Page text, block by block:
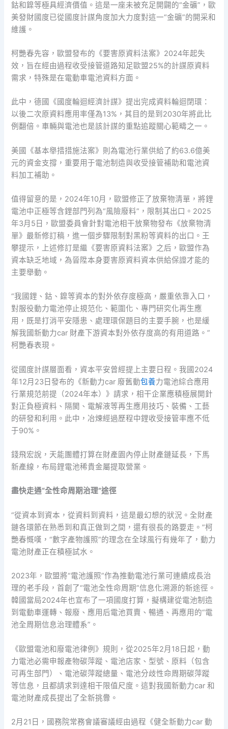
鈷和鎳等極具經濟價值。這是一座未被充足開闢的“金礦”，歐
美發財國度已從國度計謀角度加大力度對這一“金礦”的開采和
維護。
柯艷春先容，歐盟發布的《要害原資料法案》2024年起失
效，旨在經由過程收受接管道路知足歐盟25%的計謀原資料
需求，特殊是在電動車電池資料方面。
此中，德國《國度輪迴經濟計謀》提出完成資料輪迴閉環：
以後二次原資料應用率僅為13%，其目的是到2030年將此比
例翻倍。車輛與電池也是該計謀的重點追蹤關心範疇之一。
美國《基本舉措措施法案》則為電池行業供給了約63.6億美
元的資金支撐，重要用于電池制造與收受接管補助和電池資
料加工補助。
值得留意的是，2024年10月，歐盟修正了放棄物清單，將鋰
電池中正極等含鋰部門列為“風險廢料”，限制其出口。2025
年3月5日，歐盟委員會針對電池相干放棄物發布《放棄物清
單》最新修訂稿，進一個步驟限制對黑粉等資料的出口。王
攀提示，上述修訂是繼《要害原資料法案》之后，歐盟作為
資本缺乏地域，為晉陞本身要害原資料資本供給保證才能的
主要舉動。
“我國鋰、鈷、鎳等資本的對外依存度極高，嚴重依靠入口，
對服役動力電池停止規范化、範圍化、專門研究化再生應
用，既是打消平安隱患、處理環保題目的主要手腕，也是緩
解我國新動力car 財產下游資本對外依存度高的有用道路。”
柯艷春表現。
從國度計謀層面看，資本平安曾經提上主要日程。我國2024
年12月23日發布的《新動力car 廢舊動包養力電池綜合應用
行業規范前提（2024年本）》請求，相干企業應積極展開針
對正負極資料、隔閡、電解液等再生應用技巧、裝備、工藝
的研發和利用。此中，冶煉經過歷程中鋰收受接管率應不低
于90%。
錢飛宏說，天能團體打算在財產園內停止財產鏈延長，下馬
新產線，布局鋰電池稀貴金屬提取營業。
盡快走通“全性命周期治理”途徑
“從資本到資本，從資料到資料，這是最幻想的狀況。全財產
鏈各環節在熟悉到和真正做到之間，還有很長的路要走。”柯
艷春慨嘆，“數字產物護照”的理念在全球風行有幾年了，動力
電池財產正在積極試水。
2023年，歐盟將“電池護照”作為推動電池行業可連續成長治
理的老手段，首創了“電池全性命周期”信息化溯源的新途徑。
韓國當局2024年也宣布了一項國度打算，擬構建從電池制造
到電動車運轉、報廢、應用后電池買賣、暢通、再應用的“電
池全周期信息治理體系”。
《歐盟電池和廢電池律例》規則，從2025年2月18日起，動
力電池必需申報產物碳萍蹤、電池店家、型號、原料（包含
可再生部門）、電池碳萍蹤總量、電池分歧性命周期碳萍蹤
等信息，且都請求到達相干限值尺度。這對我國新動力car 和
電池財產成長提出了全新挑釁。
2月21日，國務院常務會議審議經由過程《健全新動力car 動